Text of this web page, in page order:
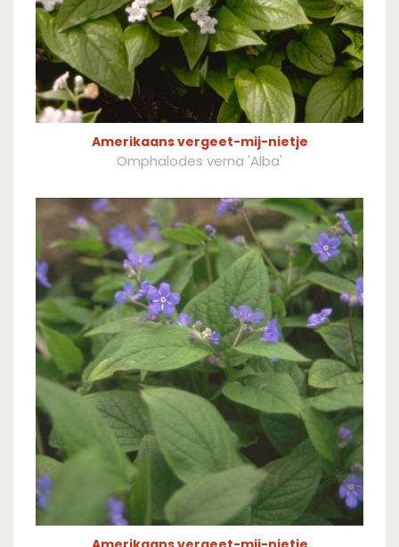
Amerikaans vergeet-mij-nietje
Omphalodes verna 'Alba'